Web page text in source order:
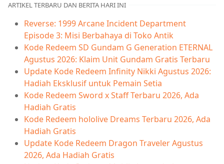
ARTIKEL TERBARU DAN BERITA HARI INI
Reverse: 1999 Arcane Incident Department
Episode 3: Misi Berbahaya di Toko Antik
Kode Redeem SD Gundam G Generation ETERNAL
Agustus 2026: Klaim Unit Gundam Gratis Terbaru
Update Kode Redeem Infinity Nikki Agustus 2026:
Hadiah Eksklusif untuk Pemain Setia
Kode Redeem Sword x Staff Terbaru 2026, Ada
Hadiah Gratis
Kode Redeem hololive Dreams Terbaru 2026, Ada
Hadiah Gratis
Update Kode Redeem Dragon Traveler Agustus
2026, Ada Hadiah Gratis